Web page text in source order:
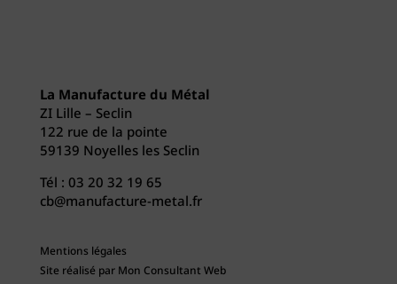
La Manufacture du Métal
ZI Lille – Seclin
122 rue de la pointe
59139 Noyelles les Seclin
Tél :03 20 32 19 65
cb@manufacture-metal.fr
Mentions légales
Site réalisé parMon Consultant Web